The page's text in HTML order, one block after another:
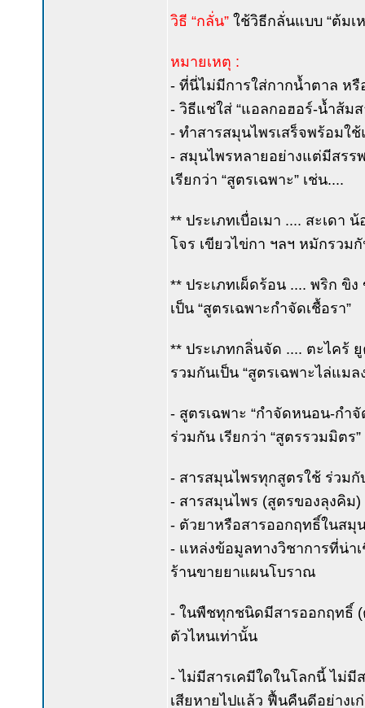
วิธี “กลั่น” ใช้วิธีกลั่นแบบ “ต้มเ
หมายเหตุ :
- ที่นี่ไม่มีการใส่กากน้ำตาล ห
- วิธีแช่ใส่ “แอลกอฮอร์-น้ำส้ม
- ทำสารสมุนไพรเสร็จพร้อมใ
- สมุนไพรหลายอย่างแต่มีสร
เรียกว่า “สูตรเฉพาะ” เช่น....
** ประเภทเบื่อเมา .... สะเด
โจร เขียวไข่กา ฯลฯ หมักรวม
** ประเภทเผ็ดร้อน .... พริก ขิ
เป็น “สูตรเฉพาะกำจัดเชื้อรา”
** ประเภทกลิ่นจัด .... ตะไคร้
รวมกันเป็น “สูตรเฉพาะไล่แมล
- สูตรเฉพาะ “กำจัดหนอน-กำ
ร่วมกัน เรียกว่า “สูตรรวมมิต
- สารสมุนไพรทุกสูตรใช้ ร่วม
- สารสมุนไพร (สูตรของลุงคิม
- ตัวยาหรือสารออกฤทธิ์ในสมุ
- แหล่งข้อมูลทางวิชาการที่น่า
ร้านขายยาแผนโบราณ
- ในพืชทุกชนิดมีสารออกฤทธิ์
ตัวไหนเท่านั้น
- ไม่มีสารเคมีใดในโลกนี้ ไม่
เสียหายไปแล้ว ฟื้นคืนดีอย่างเก่